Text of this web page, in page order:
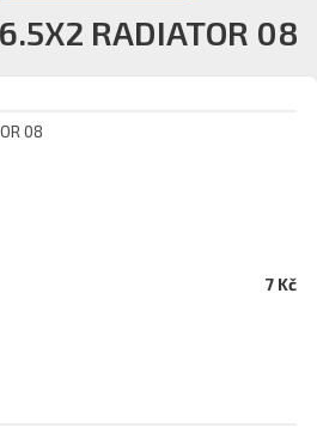
RADIATOR 08
08
7 Kč